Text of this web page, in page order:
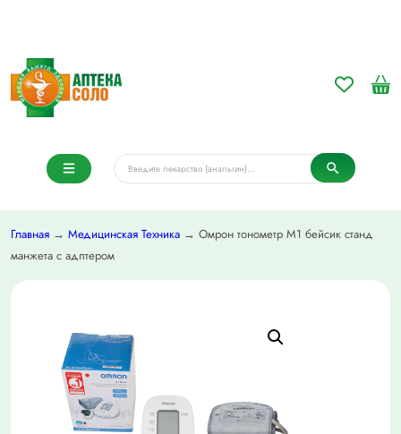
Главная → Медицинская Техника → Омрон тонометр М1 бейсик станд
манжета с адптером